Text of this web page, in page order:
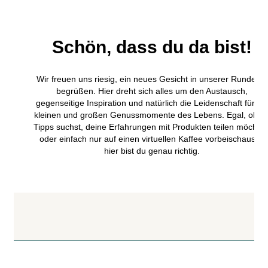
Schön, dass du da bist!
Wir freuen uns riesig, ein neues Gesicht in unserer Runde zu
begrüßen. Hier dreht sich alles um den Austausch,
gegenseitige Inspiration und natürlich die Leidenschaft für die
kleinen und großen Genussmomente des Lebens. Egal, ob
Tipps suchst, deine Erfahrungen mit Produkten teilen
oder einfach nur auf einen virtuellen Kaffee vorbeischaust –
hier bist du genau richtig.